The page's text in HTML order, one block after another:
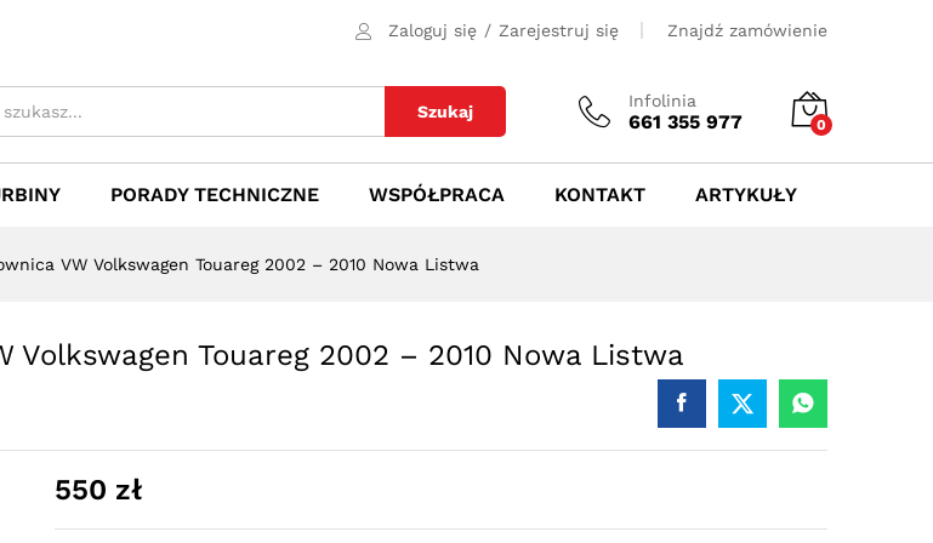
Zaloguj się / Zarejestruj się Znajdź zamówienie
Szukaj
Infolinia
661 355 977 0
PORADY TECHNICZNE WSPÓŁPRACA KONTAKT ARTYKUŁY
VW Volkswagen Touareg 2002 – 2010 Nowa Listwa
Volkswagen Touareg 2002 – 2010 Nowa Listwa
550 zł
Touareg 2002 - 2010
550zł Dodaj do koszyka